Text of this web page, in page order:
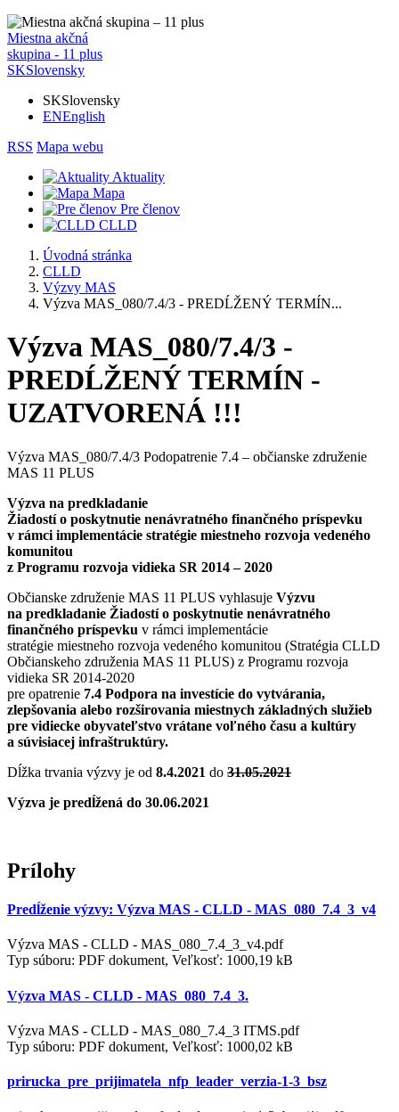
Miestna akčná
skupina - 11 plus
SKSlovensky
SKSlovensky
ENEnglish
RSS Mapa webu
Aktuality
Mapa
Pre členov
CLLD
Úvodná stránka
CLLD
Výzvy MAS
Výzva MAS_080/7.4/3 - PREDĹŽENÝ TERMÍN...
Výzva MAS_080/7.4/3 -
PREDĹŽENÝ TERMÍN -
UZATVORENÁ !!!
Výzva MAS_080/7.4/3 Podopatrenie 7.4 – občianske združenie
MAS 11 PLUS
Výzva na predkladanie
Žiadostí o poskytnutie nenávratného finančného príspevku
v rámci implementácie stratégie miestneho rozvoja vedeného
komunitou
z Programu rozvoja vidieka SR 2014 – 2020
Občianske združenie MAS 11 PLUS vyhlasuje Výzvu
na predkladanie Žiadostí o poskytnutie nenávratného
finančného príspevku v rámci implementácie
stratégie miestneho rozvoja vedeného komunitou (Stratégia CLLD
Občianskeho združenia MAS 11 PLUS) z Programu rozvoja
vidieka SR 2014-2020
pre opatrenie 7.4 Podpora na investície do vytvárania,
zlepšovania alebo rozširovania miestnych základných služieb
pre vidiecke obyvateľstvo vrátane voľného času a kultúry
a súvisiacej infraštruktúry.
Dĺžka trvania výzvy je od 8.4.2021 do 31.05.2021
Výzva je predĺžená do 30.06.2021
Prílohy
Predĺženie výzvy: Výzva MAS - CLLD - MAS_080_7.4_3_v4
Výzva MAS - CLLD - MAS_080_7.4_3_v4.pdf
Typ súboru: PDF dokument, Veľkosť: 1000,19 kB
Výzva MAS - CLLD - MAS_080_7.4_3.
Výzva MAS - CLLD - MAS_080_7.4_3 ITMS.pdf
Typ súboru: PDF dokument, Veľkosť: 1000,02 kB
prirucka_pre_prijimatela_nfp_leader_verzia-1-3_bsz